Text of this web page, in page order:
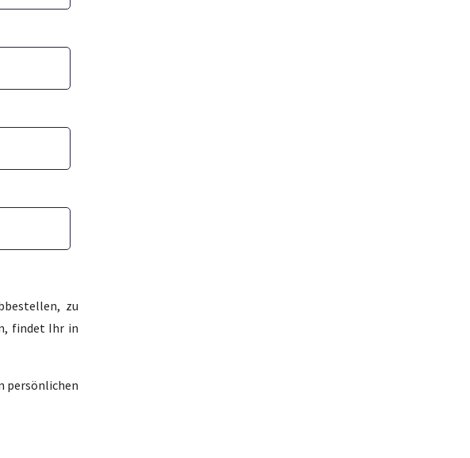
zu
findet Ihr in
persönlichen